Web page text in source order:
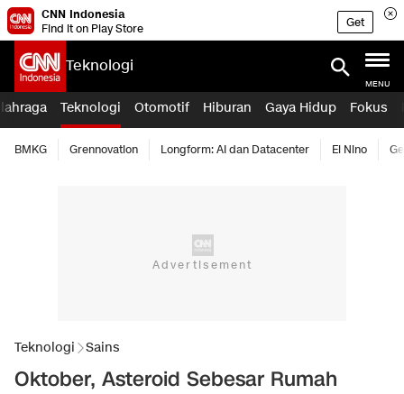
CNN Indonesia
Find it on Play Store
Get
Teknologi
MENU
Teknologi Otomotif Hiburan Gaya Hidup Fokus
BMKG Grennovation Longform: AI dan Datacenter El Nino
Teknologi Sains
Oktober, Asteroid Sebesar Rumah